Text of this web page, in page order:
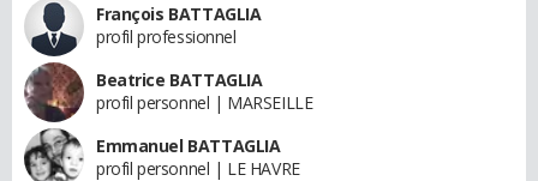
François BATTAGLIA
profil professionnel
Beatrice BATTAGLIA
profil personnel | MARSEILLE
Emmanuel BATTAGLIA
profil personnel | LE HAVRE